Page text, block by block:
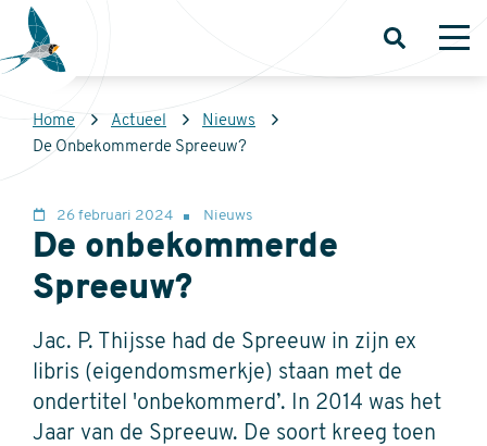
Overslaan
naar
inhoud
gaan
Sovon
Homepage
Open
Kruimelpad
Home Actueel
Nieuws
De Onbekommerde Spreeuw?
De onbekommerde
Spreeuw?
26 februari 2024 Nieuws
Jac. P. Thijsse had de Spreeuw in zijn ex
libris (eigendomsmerkje) staan met de
ondertitel 'onbekommerd’. In 2014 was het
Jaar van de Spreeuw. De soort kreeg toen